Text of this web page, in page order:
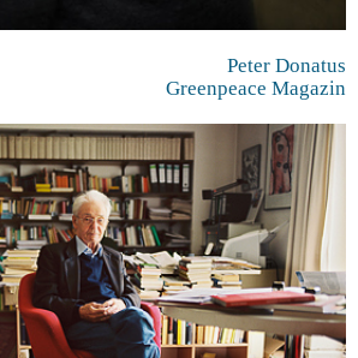
Peter Donatus
Greenpeace Magazin